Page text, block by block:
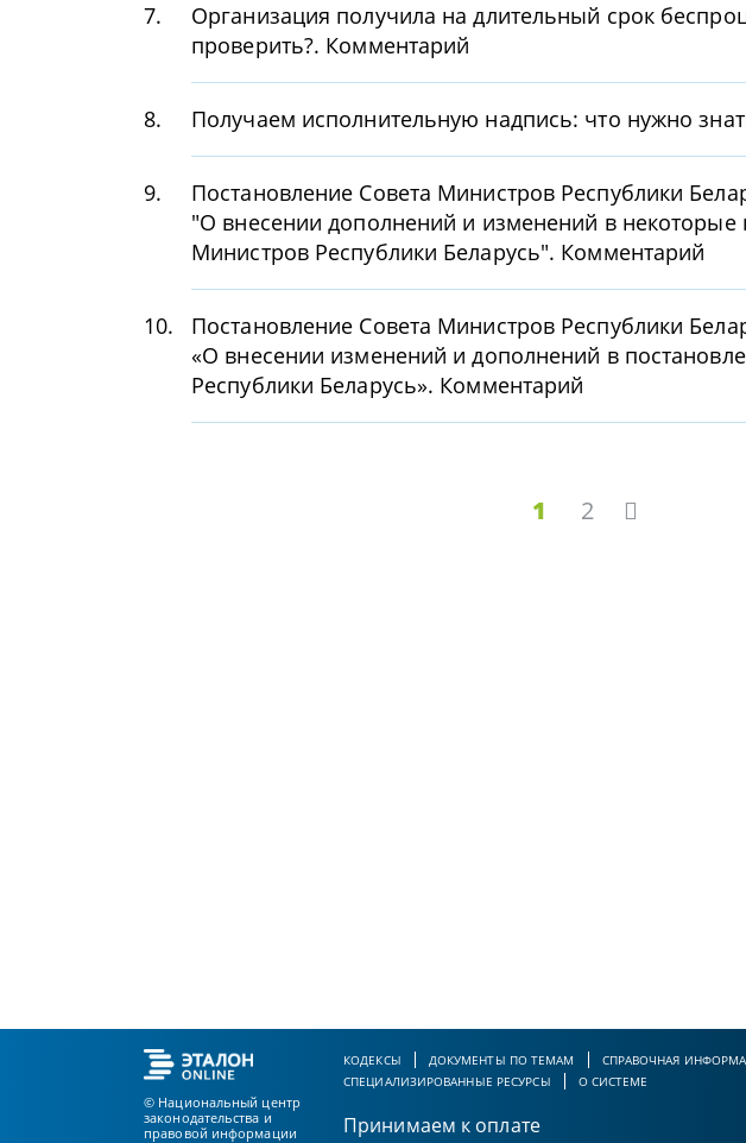
7.
Организация получила на длительный срок
проверить?. Комментарий
8. Получаем исполнительную надпись: что нужно
9.
Постановление Совета Министров Республики
"О внесении дополнений и изменений в некоторые
Министров Республики Беларусь". Комментарий
10.
Постановление Совета Министров Республики
«О внесении изменений и дополнений в
Республики Беларусь». Комментарий
1 2
© Национальный центр
законодательства и
правовой информации
КОДЕКСЫ ДОКУМЕНТЫ ПО ТЕМАМ
СПРАВОЧНАЯ
СПЕЦИАЛИЗИРОВАННЫЕ РЕСУРСЫ
О СИСТЕМЕ
Принимаем к оплате